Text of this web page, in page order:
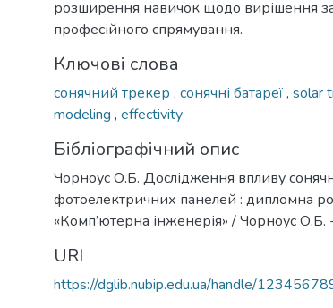
розширення навичок щодо вирішення
професійного спрямування.
Ключові слова
сонячний трекер , сонячні батареї, solar
modeling , effectivity
Бібліографічний опис
Чорноус О.Б. Дослідження впливу
фотоелектричних панелей : дипломна
«Комп’ютерна інженерія» / Чорноус О.Б.
URI
https://dglib.nubip.edu.ua/handle/